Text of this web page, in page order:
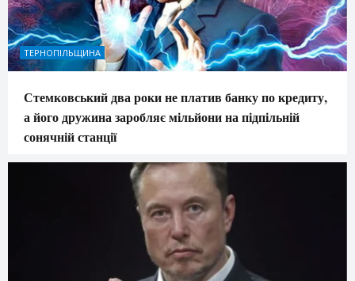
ТЕРНОПІЛЬЩИНА
Стемковський два роки не платив банку по кредиту,
а його дружина заробляє мільйони на підпільній
сонячній станції